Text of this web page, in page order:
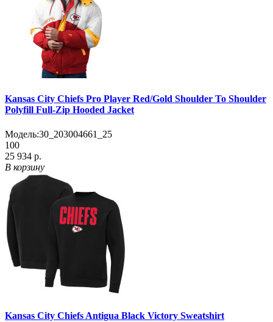
Kansas City Chiefs Pro Player Red/Gold Shoulder To Shoulder
Polyfill Full-Zip Hooded Jacket
Модель:30_203004661_25
100
25 934 р.
В корзину
Kansas City Chiefs Antigua Black Victory Sweatshirt